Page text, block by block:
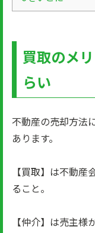
買取のメ
らい
不動産の売却方法
あります。
【買取】は不動
ること。
【仲介】は売主